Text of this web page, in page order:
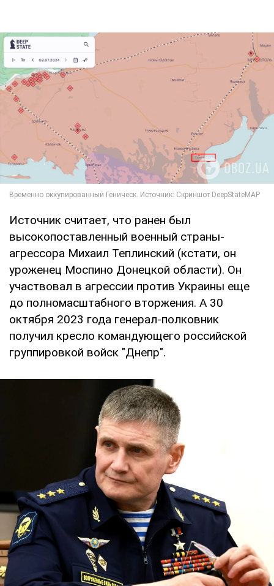
Источник считает, что ранен был
высокопоставленный военный страны-
агрессора Михаил Теплинский (кстати, он
уроженец Моспино Донецкой области). Он
участвовал в агрессии против Украины еще
до полномасштабного вторжения. А 30
октября 2023 года генерал-полковник
получил кресло командующего российской
группировкой войск "Днепр".